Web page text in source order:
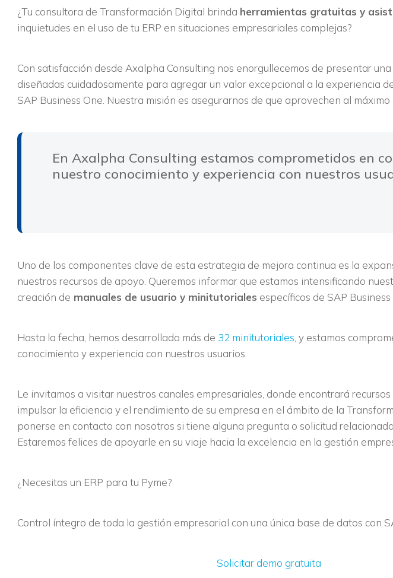
¿Tu consultora de Transformación Digital brinda herramientas gratuitas y
inquietudes en el uso de tu ERP en situaciones empresariales complejas?
Con satisfacción desde Axalpha Consulting nos enorgullecemos de presentar
diseñadas cuidadosamente para agregar un valor excepcional a la experiencia
SAP Business One. Nuestra misión es asegurarnos de que aprovechen al máximo
En Axalpha Consulting estamos comprometidos en
nuestro conocimiento y experiencia con nuestros
Uno de los componentes clave de esta estrategia de mejora continua es la
nuestros recursos de apoyo. Queremos informar que estamos intensificando
creación de manuales de usuario y minitutoriales específicos de SAP Business
Hasta la fecha, hemos desarrollado más de 32 minitutoriales , y estamos
conocimiento y experiencia con nuestros usuarios.
Le invitamos a visitar nuestros canales empresariales, donde encontrará
impulsar la eficiencia y el rendimiento de su empresa en el ámbito de la
ponerse en contacto con nosotros si tiene alguna pregunta o solicitud
Estaremos felices de apoyarle en su viaje hacia la excelencia en la gestión
¿Necesitas un ERP para tu Pyme?
Control íntegro de toda la gestión empresarial con una única base de datos con
Solicitar demo gratuita